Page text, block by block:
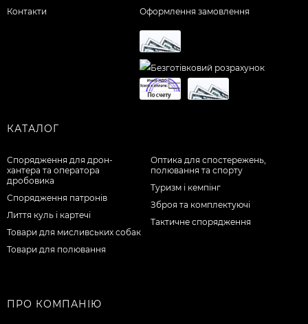
Контакти
Оформлення замовлення
КАТАЛОГ
Спорядження для дрон-
хантера та оператора
дробовика
Спорядження патронів
Лиття куль і картечі
Товари для мисливських собак
Товари для полювання
Оптика для спостережень,
полювання та спорту
Туризм і кемпінг
Зброя та комплектуючі
Тактичне спорядження
ПРО КОМПАНІЮ